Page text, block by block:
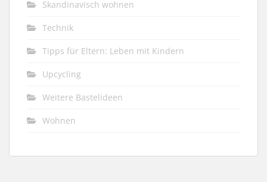
Skandinavisch wohnen
Technik
Tipps für Eltern: Leben mit Kindern
Upcycling
Weitere Bastelideen
Wohnen